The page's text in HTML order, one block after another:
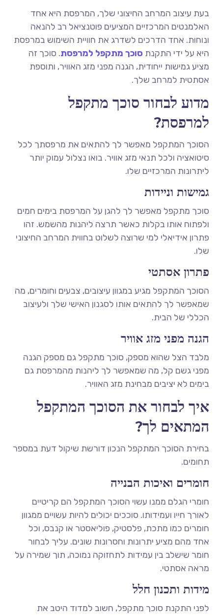
בעת עיצוב המרחב החיצוני שלך, המרפסת היא אחד
האלמנטים המרכזיים המציעים פוטנציאל רב להנאה
ונוחות. אחד הדרכים לשדרג את חוויית השימוש במרפסת
היא על ידי התקנת סוכך מתקפל למרפסת. סוכך זה
מציע גמישות ייחודית, הגנה מפני מזג האוויר, ותוספת
אסתטית למרחב שלך.
מדוע לבחור סוכך מתקפל
למרפסת?
הסוכך המתקפל מאפשר לך להתאים את מרפסתך לכל
סיטואציה ולכל תנאי מזג אוויר. בואו נצלול עמוק יותר
ליתרונות המרכזיים שלו.
גמישות וניידות
סוכך מתקפל מאפשר לך להגן על המרפסת בימים חמים
ולפתוח אותו בקלות כאשר תרצה ליהנות מהשמש. זהו
פתרון אידיאלי למי שרוצה לשלוט בחווית המרחב החיצוני
שלו.
פתרון אסתטי
הסוכך המתקפל מגיע במגוון עיצובים, צבעים וחומרים, מה
שמאפשר לך להתאים אותו לסגנון האישי שלך ולעיצוב
הכללי של הבית.
הגנה מפני מזג אוויר
מלבד הצל שהוא מספק, סוכך מתקפל גם מספק הגנה
מפני גשם קל, מה שמאפשר לך ליהנות מהמרפסת גם
בימים לא יציבים מבחינת מזג האוויר.
איך לבחור את הסוכך המתקפל
המתאים לך?
בחירת הסוכך המתקפל הנכון דורשת שיקול דעת במספר
תחומים.
חומרים ואיכות הבנייה
חומרי הגלם ממנו עשוי הסוכך המתקפל הם קריטיים
לאורך חייו ועמידותו. סוככים יכולים להיות עשויים ממגוון
חומרים כמו מתכת, פלסטיק, פוליאסטר או קנבס, וכל
אחד מהם מציע יתרונות וחסרונות שונים. עליך לבחור
חומר שישלב בין עמידות לתחזוקה נמוכה, תוך שמירה על
מראה אסתטי.
מידות ותכנון חלל
לפני התקנת סוכך מתקפל, חשוב למדוד היטב את